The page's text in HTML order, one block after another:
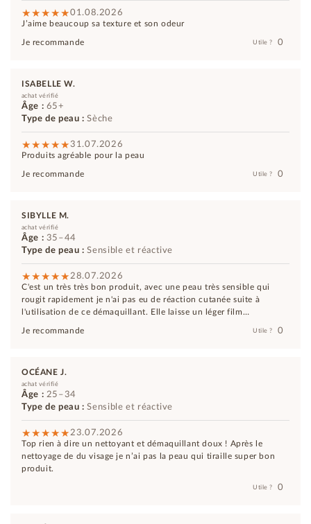
01.08.2026
J’aime beaucoup sa texture et son odeur
Je recommande Utile ? 0
ISABELLE W.
achat vérifié
Âge : 65+
Type de peau : Sèche
31.07.2026
Produits agréable pour la peau
Je recommande Utile ? 0
SIBYLLE M.
achat vérifié
Âge : 35–44
Type de peau : Sensible et réactive
28.07.2026
C'est un très très bon produit, avec une peau très sensible qui
rougit rapidement je n'ai pas eu de réaction cutanée suite à
l'utilisation de ce démaquillant. Elle laisse un léger film
Je recommande Utile ? 0
OCÉANE J.
achat vérifié
Âge : 25–34
Type de peau : Sensible et réactive
23.07.2026
Top rien à dire un nettoyant et démaquillant doux ! Après le
nettoyage de du visage je n’ai pas la peau qui tiraille super bon
produit.
Utile ? 0